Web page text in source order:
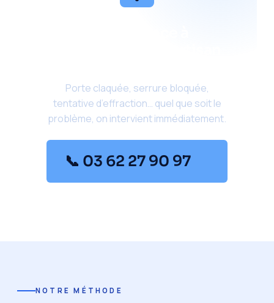
Porte claquée, serrure bloquée,
tentative d’effraction… quel que soit le
problème, on intervient immédiatement.
📞 03 62 27 90 97
NOTRE MÉTHODE